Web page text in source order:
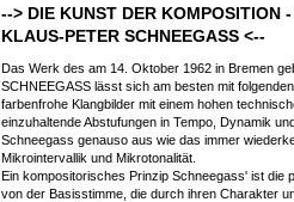
--> DIE KUNST DER
KLAUS-PETER SCHNEEGASS <--
Das Werk des am 14. Oktober 1962 in Bremen
SCHNEEGASS lässt sich am besten mit
farbenfrohe Klangbilder mit einem hohen
einzuhaltende Abstufungen in Tempo, Dynamik
Schneegass genauso aus wie das immer
Mikrointervallik und Mikrotonalität.
Ein kompositorisches Prinzip Schneegass' ist die
von der Basisstimme, die durch ihren Charakter